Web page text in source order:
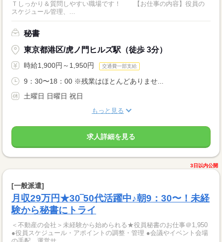
Ｔしっかり＆質問しやすい職場です！ 【お仕事の内容】役員の
スケジュール管理、...
秘書
東京都港区/虎ノ門ヒルズ駅（徒歩 3分）
時給1,900円～1,950円 交通費一部支給
9：30〜18：00 ※残業はほとんどありませ...
土曜日 日曜日 祝日
もっと見る
求人詳細を見る
3日以内公開
[一般派遣]
月収29万円★30‾50代活躍中♪朝9：30〜！未経
験から秘書にトライ
＜不動産の会社＞未経験から始められる★役員秘書のお仕事＠1,950
●役員スケジュール・アポイントの調整・管理 ●会議やイベント会場